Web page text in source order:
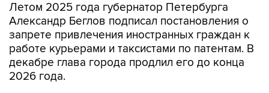
Летом 2025 года губернатор Петербурга
Александр Беглов подписал постановления о
запрете привлечения иностранных граждан к
работе курьерами и таксистами по патентам. В
декабре глава города продлил его до конца
2026 года.